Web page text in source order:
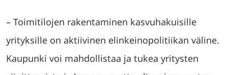
– Toimitilojen rakentaminen kasvuhakuisille
yrityksille on aktiivinen elinkeinopolitiikan väline.
Kaupunki voi mahdollistaa ja tukea yritysten